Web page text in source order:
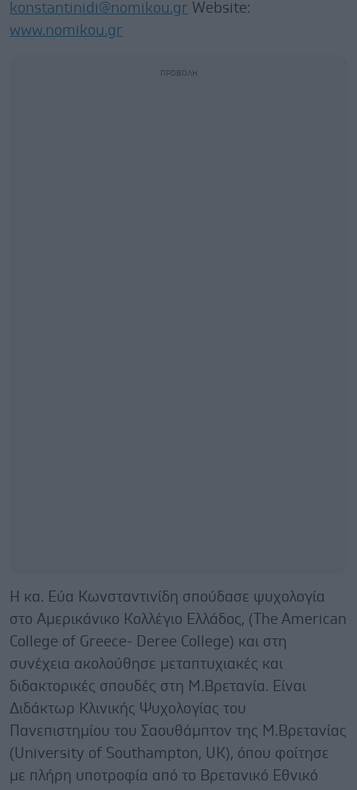
konstantinidi@nomikou.gr Website:
www.nomikou.gr
Η κα. Εύα Κωνσταντινίδη σπούδασε ψυχολογία
στο Αμερικάνικο Κολλέγιο Ελλάδος, (The American
College of Greece- Deree College) και στη
συνέχεια ακολούθησε μεταπτυχιακές και
διδακτορικές σπουδές στη Μ.Βρετανία. Είναι
Διδάκτωρ Κλινικής Ψυχολογίας του
Πανεπιστημίου του Σαουθάμπτον της Μ.Βρετανίας
(University of Southampton, UK), όπου φοίτησε
με πλήρη υποτροφία από το Βρετανικό Εθνικό